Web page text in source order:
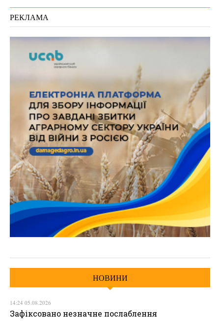
РЕКЛАМА
НОВИНИ
14:24 05.08.2026
Зафіксовано незначне послаблення